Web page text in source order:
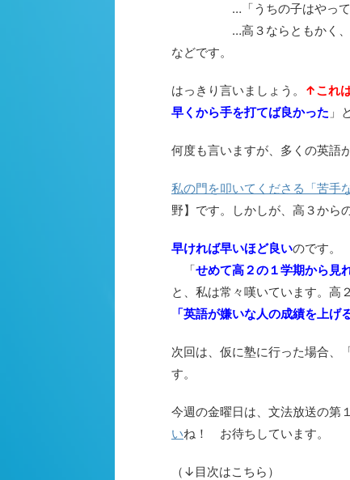
…「うちの子はやっていな
…高３ならともかく、高
などです。
はっきり言いましょう。 ↑これ
早くから手を打てば良かった 」
何度も言いますが、多くの英語
私の門を叩いてくださる「苦手
野】です。しかしが、高３から
早ければ早いほど良いのです。
「せめて高２の１学期から見
と、私は常々嘆いています。高
「英語が嫌いな人の成績を上
次回は、仮に塾に行った場合、
す。
今週の金曜日は、文法放送の第
いね！ お待ちしています。
（↓目次はこちら）